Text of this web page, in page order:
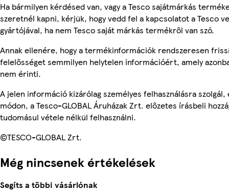
Ha bármilyen kérdésed van, vagy a Tesco sajátmárkás
szeretnél kapni, kérjük, hogy vedd fel a kapcsolatot a Tesco
gyártójával, ha nem Tesco saját márkás termékről van szó.
Annak ellenére, hogy a termékinformációk rendszeresen
felelősséget semmilyen helytelen információért, amely
nem érinti.
A jelen információ kizárólag személyes felhasználásra
módon, a Tesco-GLOBAL Áruházak Zrt. előzetes írásbeli
tudomásul vétele nélkül felhasználni.
©TESCO-GLOBAL Zrt.
Még nincsenek értékelések
Segíts a többi vásárlónak